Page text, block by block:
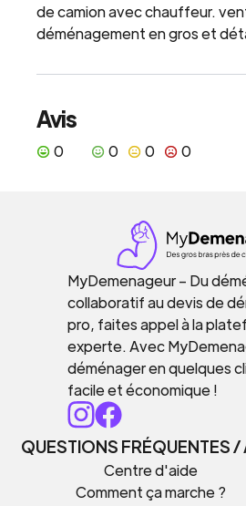
de camion avec chauffeur.
déménagement en gros et
Avis
0 0 0 0
MyDemenageur – Du
collaboratif au devis de
pro, faites appel à la
experte. Avec
déménager en quelques
facile et économique !
QUESTIONS FRÉQUENTES /
Centre d'aide
Comment ça marche ?